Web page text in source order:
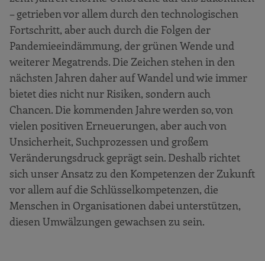
– getrieben vor allem durch den technologischen
Fortschritt, aber auch durch die Folgen der
Pandemieeindämmung, der grünen Wende und
weiterer Megatrends. Die Zeichen stehen in den
nächsten Jahren daher auf Wandel und wie immer
bietet dies nicht nur Risiken, sondern auch
Chancen. Die kommenden Jahre werden so, von
vielen positiven Erneuerungen, aber auch von
Unsicherheit, Suchprozessen und großem
Veränderungsdruck geprägt sein. Deshalb richtet
sich unser Ansatz zu den Kompetenzen der Zukunft
vor allem auf die Schlüsselkompetenzen, die
Menschen in Organisationen dabei unterstützen,
diesen Umwälzungen gewachsen zu sein.